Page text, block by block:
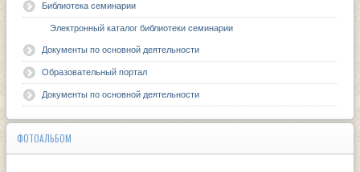
Библиотека семинарии
Электронный каталог библиотеки семинарии
Документы по основной деятельности
Образовательный портал
Документы по основной деятельности
ФОТОАЛЬБОМ